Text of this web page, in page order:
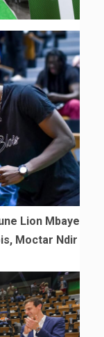
Lion Mbaye
Moctar Ndir